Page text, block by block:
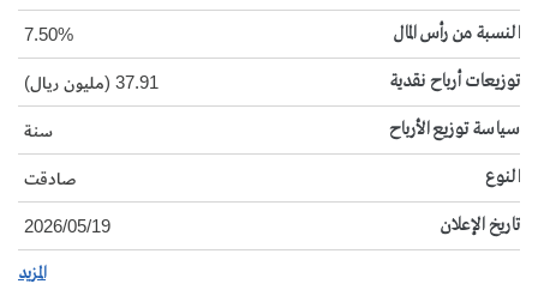
النسبة من رأس المال 7.50%
توزيعات أرباح نقدية 37.91 (مليون ريال)
سياسة توزيع الأرباح سنة
النوع صادقت
تاريخ الإعلان 2026/05/19
المزيد